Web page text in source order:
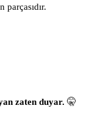
zaten duyar. 🤫